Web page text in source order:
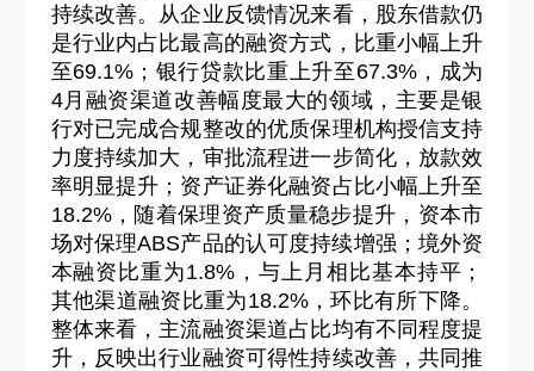
持续改善。从企业反馈情况来看，股东借款仍
是行业内占比最高的融资方式，比重小幅上升
至69.1%；银行贷款比重上升至67.3%，成为
4月融资渠道改善幅度最大的领域，主要是银
行对已完成合规整改的优质保理机构授信支持
力度持续加大，审批流程进一步简化，放款效
率明显提升；资产证券化融资占比小幅上升至
18.2%，随着保理资产质量稳步提升，资本市
场对保理ABS产品的认可度持续增强；境外资
本融资比重为1.8%，与上月相比基本持平；
其他渠道融资比重为18.2%，环比有所下降。
整体来看，主流融资渠道占比均有不同程度提
升，反映出行业融资可得性持续改善，共同推